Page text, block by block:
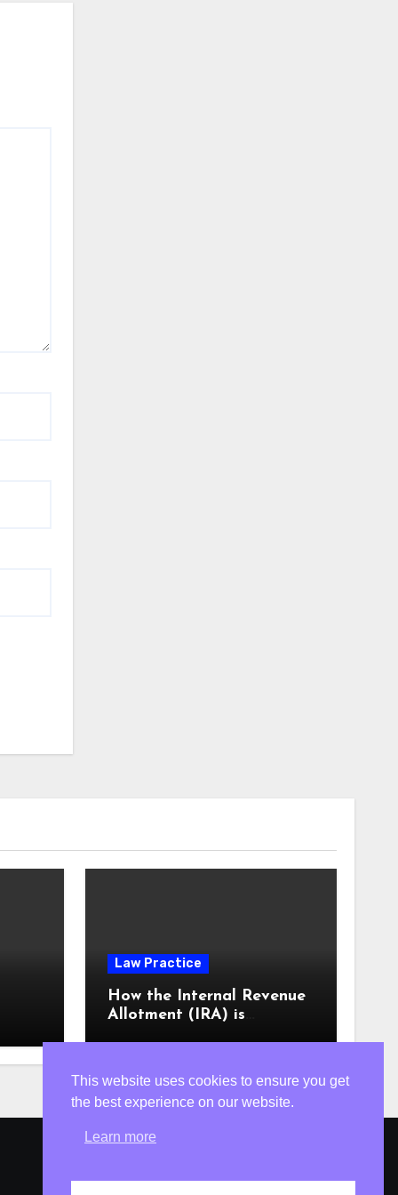
Law Practice
How the Internal Revenue
Allotment (IRA) is
This website uses cookies to ensure you get
the best experience on our website.
Learn more